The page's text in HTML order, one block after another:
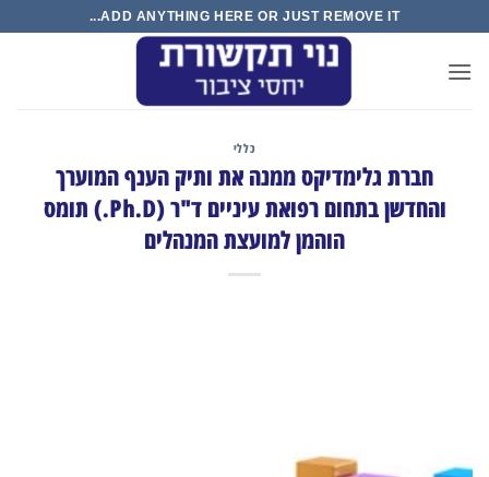
content
ADD ANYTHING HERE OR JUST REMOVE IT...
כללי
חברת גלימדיקס ממנה את ותיק הענף המוערך
והחדשן בתחום רפואת עיניים ד"ר (Ph.D.) תומס
הוהמן למועצת המנהלים